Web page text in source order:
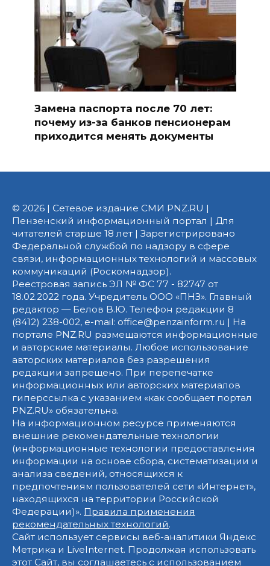
Замена паспорта после 70 лет:
почему из-за банков пенсионерам
приходится менять документы
© 2026 | Сетевое издание СМИ PNZ.RU |
Пензенский информационный портал | Для
читателей старше 18 лет | Зарегистрировано
Федеральной службой по надзору в сфере
связи, информационных технологий и массовых
коммуникаций (Роскомнадзор).
Реестровая запись ЭЛ № ФС 77 - 82747 от
18.02.2022 года. Учредитель ООО «ПНЗ». Главный
редактор — Белов В.Ю. Телефон редакции 8
(8412) 238-002, e-mail: office@penzainform.ru | На
портале PNZ.RU размещаются информационные
и авторские материалы. Любое использование
авторских материалов без разрешения
редакции запрещено. При перепечатке
информационных или авторских материалов
гиперссылка с указанием «как сообщает портал
PNZ.RU» обязательна.
На информационном ресурсе применяются
внешние рекомендательные технологии
(информационные технологии предоставления
информации на основе сбора, систематизации и
анализа сведений, относящихся к
предпочтениям пользователей сети «Интернет»,
находящихся на территории Российской
Федерации)». Правила применения
рекомендательных технологий.
Сайт использует сервисы веб-аналитики Яндекс
Метрика и LiveInternet. Продолжая использовать
этот Сайт, вы соглашаетесь с использованием